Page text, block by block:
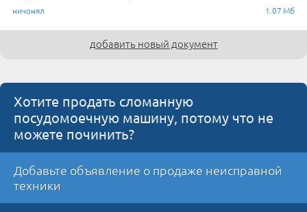
ничонял
1.07 Мб
добавить новый документ
Хотите продать сломанную
посудомоечную машину, потому что не
можете починить?
Добавьте объявление о продаже неисправной
техники